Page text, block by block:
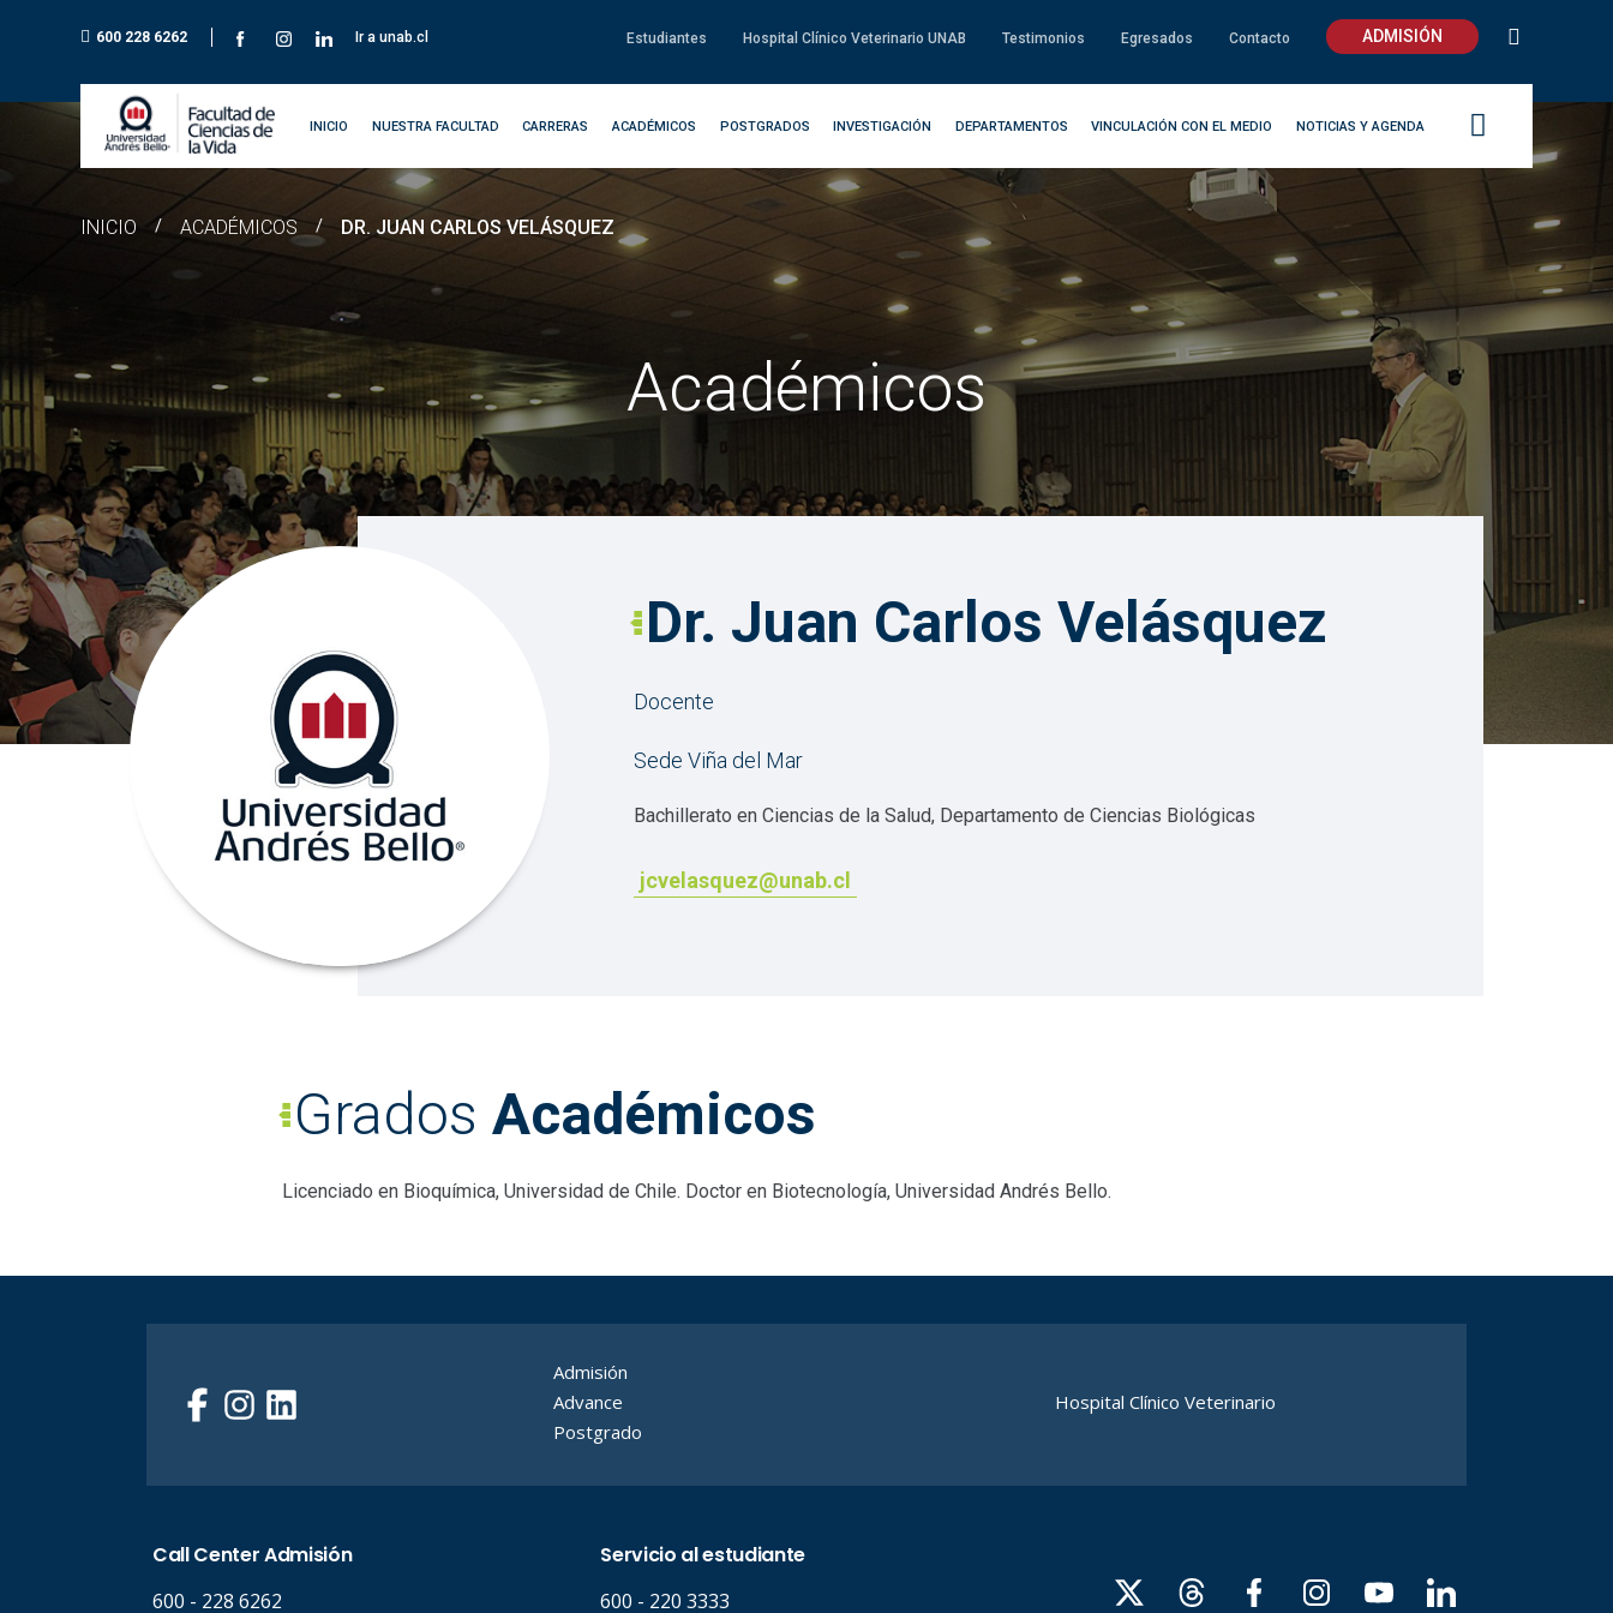
600 228 6262 Ir a unab.cl Estudiantes Hospital Clínico Veterinario UNAB Testimonios Egresados Contacto ADMISIÓN
INICIO NUESTRA FACULTAD CARRERAS ACADÉMICOS POSTGRADOS INVESTIGACIÓN DEPARTAMENTOS VINCULACIÓN CON EL MEDIO NOTICIAS Y AGENDA
INICIO / ACADÉMICOS / DR. JUAN CARLOS VELÁSQUEZ
Académicos
Dr. Juan Carlos Velásquez
Docente
Sede Viña del Mar
Bachillerato en Ciencias de la Salud, Departamento de Ciencias Biológicas
jcvelasquez@unab.cl
GradosAcadémicos
Licenciado en Bioquímica, Universidad de Chile. Doctor en Biotecnología, Universidad Andrés Bello.